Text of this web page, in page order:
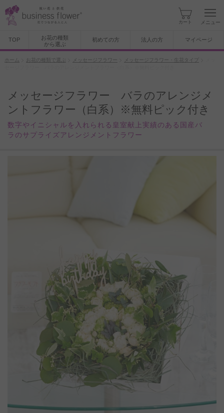
カート メニュー
TOP
お花の種類
から選ぶ
初めての方 法人の方 マイページ
ホーム お花の種類で選ぶ メッセージフラワー メッセージフラワー・生花タイプ
メッセージフラワー バラのアレンジメ
ントフラワー（白系）※無料ピック付き
数字やイニシャルを入れられる皇室献上実績のある国産バ
ラのサプライズアレンジメントフラワー